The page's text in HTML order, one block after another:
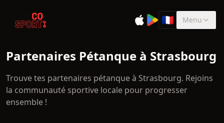
🇫🇷Sélectionner la
Menu
Partenaires Pétanque à Strasbourg
Trouve tes partenaires pétanque à Strasbourg. Rejoins
la communauté sportive locale pour progresser
ensemble !